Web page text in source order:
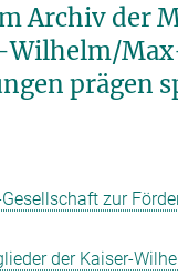
Archiv der
Wilhelm/
prägen
zur
der Kaiser-